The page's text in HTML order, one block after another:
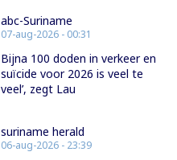
abc-Suriname
07-aug-2026 - 00:31
Bijna 100 doden in verkeer en
suïcide voor 2026 is veel te
veel’, zegt Lau
suriname herald
06-aug-2026 - 23:39